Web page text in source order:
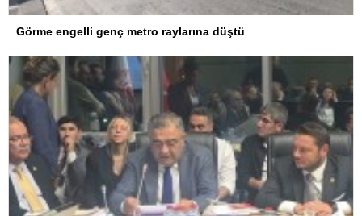
Görme engelli genç metro raylarına düştü